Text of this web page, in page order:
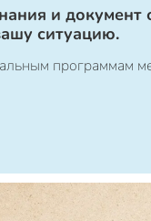
и
ситуацию.
программам